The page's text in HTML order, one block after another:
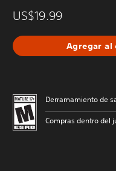
US$19.99
Agregar al
Derramamiento de
Compras dentro del